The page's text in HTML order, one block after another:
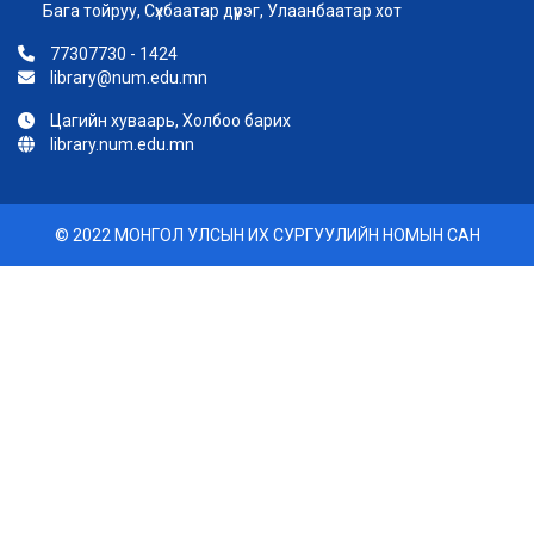
Бага тойруу, Сүхбаатар дүүрэг, Улаанбаатар хот
77307730 - 1424
library@num.edu.mn
Цагийн хуваарь, Холбоо барих
library.num.edu.mn
© 2022 МОНГОЛ УЛСЫН ИХ СУРГУУЛИЙН НОМЫН САН